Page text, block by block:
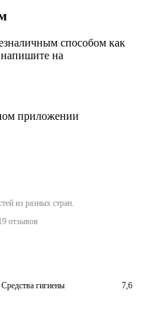
способом как
на
приложении
из разных стран.
отзывов
Средства гигиены 7,6